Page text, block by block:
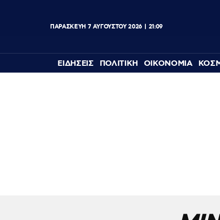
ΠΑΡΑΣΚΕΥΉ 7 ΑΥΓΟΎΣΤΟΥ 2026 21:09
ΕΙΔΗΣΕΙΣ ΠΟΛΙΤΙΚΗ ΟΙΚΟΝΟΜΙΑ